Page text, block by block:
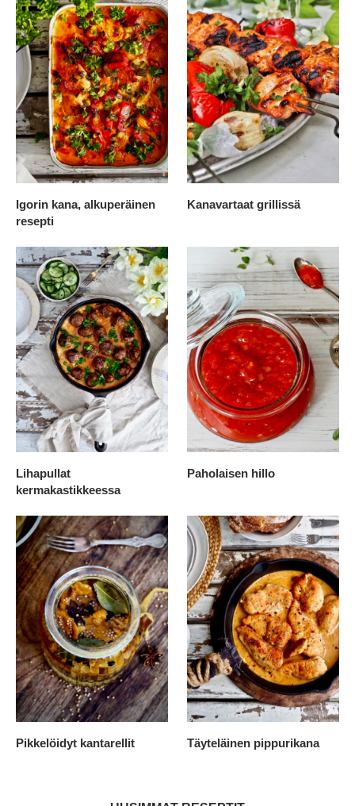
Igorin kana, alkuperäinen
resepti
Kanavartaat grillissä
Lihapullat
kermakastikkeessa
Paholaisen hillo
Pikkelöidyt kantarellit Täyteläinen pippurikana